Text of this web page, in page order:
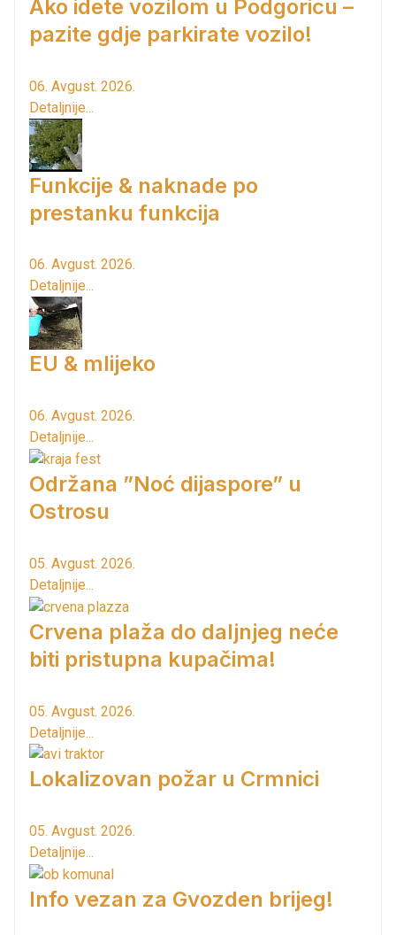
Ako idete vozilom u Podgoricu –
pazite gdje parkirate vozilo!
06. Avgust. 2026.
Detaljnije...
Funkcije & naknade po
prestanku funkcija
06. Avgust. 2026.
Detaljnije...
EU & mlijeko
06. Avgust. 2026.
Detaljnije...
Održana ”Noć dijaspore” u
Ostrosu
05. Avgust. 2026.
Detaljnije...
Crvena plaža do daljnjeg neće
biti pristupna kupačima!
05. Avgust. 2026.
Detaljnije...
Lokalizovan požar u Crmnici
05. Avgust. 2026.
Detaljnije...
Info vezan za Gvozden brijeg!